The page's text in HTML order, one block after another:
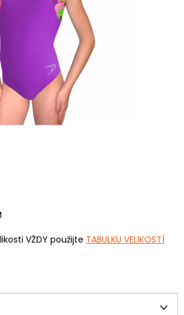
VŽDY použijte TABULKU VELIKOSTÍ